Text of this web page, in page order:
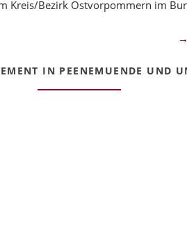
Kreis/Bezirk Ostvorpommern im
IN PEENEMUENDE UND